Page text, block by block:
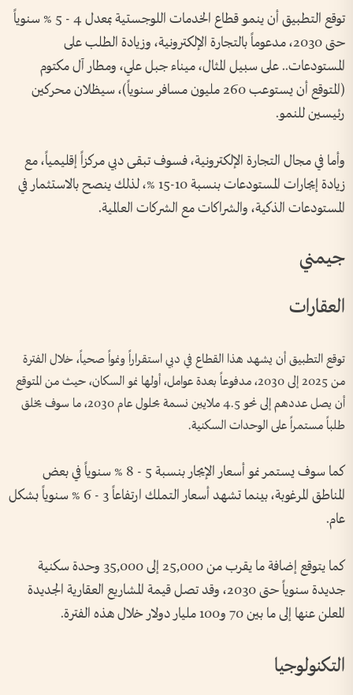
توقع التطبيق أن ينمو قطاع الخدمات اللوجستية بمعدل 4 - 5 % سنوياً
حتى 2030، مدعوماً بالتجارة الإلكترونية، وزيادة الطلب على
المستودعات.. على سبيل المثال، ميناء جبل علي، ومطار آل مكتوم
(المتوقع أن يستوعب 260 مليون مسافر سنوياً)، سيظلان محركين
رئيسين للنمو.
وأما في مجال التجارة الإلكترونية، فسوف تبقى دبي مركزاً إقليمياً، مع
زيادة إيجارات المستودعات بنسبة 10-15 %، لذلك ينصح بالاستثمار في
المستودعات الذكية، والشراكات مع الشركات العالمية.
جيمني
العقارات
توقع التطبيق أن يشهد هذا القطاع في دبي استقراراً ونمواً صحياً، خلال الفترة
من 2025 إلى 2030، مدفوعاً بعدة عوامل، أولها نمو السكان، حيث من المتوقع
أن يصل عددهم إلى نحو 4.5 ملايين نسمة بحلول عام 2030، ما سوف يخلق
طلباً مستمراً على الوحدات السكنية.
كما سوف يستمر نمو أسعار الإيجار بنسبة 5 - 8 % سنوياً في بعض
المناطق المرغوبة، بينما تشهد أسعار التملك ارتفاعاً 3 - 6 % سنوياً بشكل
عام.
كما يتوقع إضافة ما يقرب من 25,000 إلى 35,000 وحدة سكنية
جديدة سنوياً حتى 2030، وقد تصل قيمة المشاريع العقارية الجديدة
المعلن عنها إلى ما بين 70 و100 مليار دولار خلال هذه الفترة.
التكنولوجيا